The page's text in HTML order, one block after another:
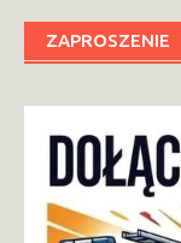
ZAPROSZENIE